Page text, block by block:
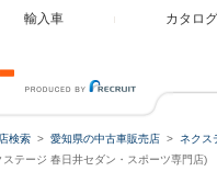
輸入車 カタログ
検索 愛知県の中古車販売店 ネクス
テージ 春日井セダン・スポーツ専門店)